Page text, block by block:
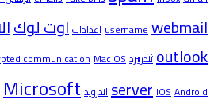
usernamewebmail اعداداتاوت لوك
outlookثندربيرد communicationMac OS
serverIOSAndroid اندرويدMicrosoft